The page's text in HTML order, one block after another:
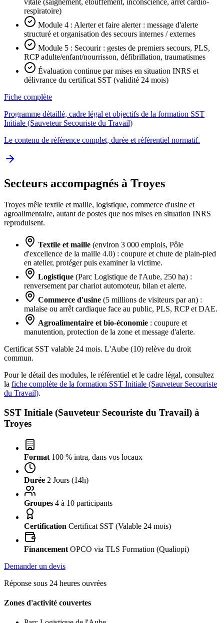
vitale (saignement, étouffement, inconscience, arrêt cardio-
respiratoire)
Module 4 : Alerter et faire alerter : message d'alerte
structuré et organisation des secours internes / externes
Module 5 : Secourir : gestes de premiers secours, PLS,
RCP adulte/enfant/nourrisson, défibrillation, traumatismes
Évaluation continue par mises en situation INRS et
délivrance du certificat SST (validité 24 mois)
Fiche complète
Programme détaillé, cadre légal et objectifs de la formation SST
Initiale (Sauveteur Secouriste du Travail)
Le contenu de référence complet, durée et référentiel normatif.
Secteurs accompagnés à Troyes
Troyes mêle textile et maille, logistique, commerce d'usine et
agroalimentaire, autant de postes que nos mises en situation INRS
reproduisent.
Textile et maille (environ 3 000 emplois, Pôle
d'excellence de la maille 4.0) : coupure et chute de plain-pied
en atelier, protéger puis examiner la victime.
Logistique (Parc Logistique de l'Aube, 250 ha) :
renversement par chariot automoteur, bilan et alerte.
Commerce d'usine (5 millions de visiteurs par an) :
malaise ou arrêt cardiaque face au public, PLS, RCP et DAE.
Agroalimentaire et bio-économie : coupure et
manutention, protection de la zone et message d'alerte.
Certificat SST valable 24 mois. L'Aube (10) relève du droit
commun.
Pour le détail des modules, le référentiel et le cadre légal, consultez
la fiche complète de la formation SST Initiale (Sauveteur Secouriste
du Travail).
SST Initiale (Sauveteur Secouriste du Travail) à
Troyes
Format 100 % intra, dans vos locaux
Durée 2 Jours (14h)
Groupes 4 à 10 participants
Certification Certificat SST (Valable 24 mois)
Financement OPCO via TLS Formation (Qualiopi)
Demander un devis
Réponse sous 24 heures ouvrées
Zones d'activité couvertes